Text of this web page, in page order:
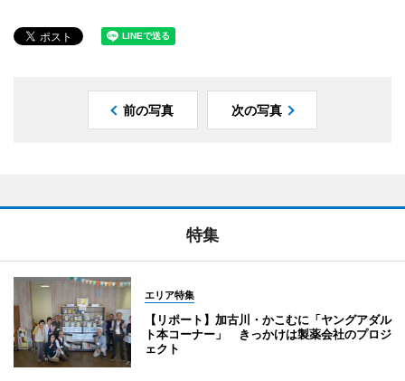
前の写真 次の写真
特集
エリア特集
【リポート】加古川・かこむに「ヤングアダル
ト本コーナー」 きっかけは製薬会社のプロジ
ェクト